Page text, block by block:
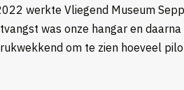
werkte Vliegend Museum
was onze hangar en
om te zien hoeveel